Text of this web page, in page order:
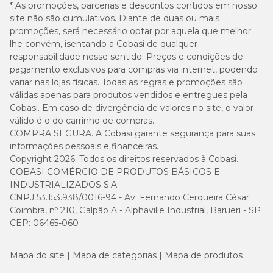
poucos ou procure ajuda profissional quando os fios
estiverem muito presos.
Observe os sinais do gato
Se o pet tentar fugir, vocalizar, se irritar ou demonstrar
desconforto, interrompa a escovação e tente
novamente em outro momento.
Recompense depois da escovação
Carinho, petiscos e pausas ajudam o gato a associar a
escovação a uma experiência mais tranquila.
lenços umedecidos próprios para pets;
suplementos para pele e pelagem;
eliminadores de odores e itens de limpeza para o
ambiente;
acessórios de higiene felina.
Compre pelo site ou app da Cobasi e aproveite as
vantagens que facilitam a rotina de cuidados com o seu
gato. Com oAmigo Cobasi , clientes cadastrados têm
acesso a descontos, brindes e ofertas personalizadas em
produtos selecionados.
Para quem precisa de mais praticidade, o
permite receber itens selecionados em poucas horas,
conforme disponibilidade da região. Assim, você compra
escovas, pentes, rasqueadeiras e outros produtos de
higiene para gatos sem sair de casa.
Perguntas frequentes sobre escova para gatos
Por que é importante escovar os pelos dos gatos?
Escovar os pelos dos gatos é importante porque ajuda a
* As promoções, parcerias e descontos contidos em nosso
site não são cumulativos. Diante de duas ou mais
promoções, será necessário optar por aquela que melhor
lhe convém, isentando a Cobasi de qualquer
responsabilidade nesse sentido. Preços e condições de
pagamento exclusivos para compras via internet, podendo
variar nas lojas físicas. Todas as regras e promoções são
válidas apenas para produtos vendidos e entregues pela
Cobasi. Em caso de divergência de valores no site, o valor
válido é o do carrinho de compras.
COMPRA SEGURA. A Cobasi garante segurança para suas
informações pessoais e financeiras.
Copyright 2026. Todos os direitos reservados à Cobasi.
COBASI COMÉRCIO DE PRODUTOS BÁSICOS E
INDUSTRIALIZADOS S.A.
CNPJ 53.153.938/0016-94 - Av. Fernando Cerqueira César
Coimbra, nº 210, Galpão A - Alphaville Industrial, Barueri - SP
CEP: 06465-060
Mapa do site Mapa de categorias Mapa de produtos